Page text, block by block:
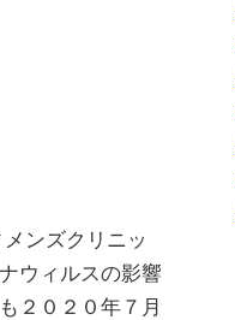
ンズクリニッ
ウィルスの影響
２０２０年７月